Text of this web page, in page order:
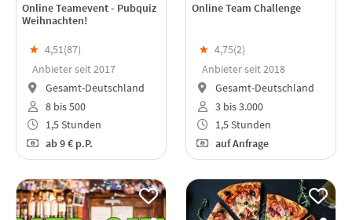
Online Teamevent - Pubquiz
Weihnachten!
★ 4,51(87)
Anbieter seit 2017
Gesamt-Deutschland
8 bis 500
1,5 Stunden
ab9 € p.P.
Online Team Challenge
★ 4,75(2)
Anbieter seit 2018
Gesamt-Deutschland
3 bis 3.000
1,5 Stunden
auf Anfrage